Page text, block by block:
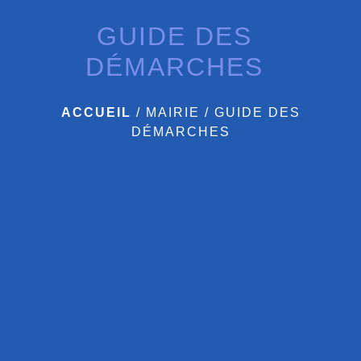
GUIDE DES
DÉMARCHES
ACCUEIL / MAIRIE / GUIDE DES
DÉMARCHES